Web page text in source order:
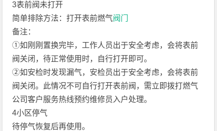
3表前阀未打开
简单排除方法：打开表前燃气阀门
备注：
①如刚刚置换完毕，工作人员出于安全考虑，会将表前
阀关闭，待正常使用时，自行打开即可。
②如安检时发现漏气，安检员出于安全考虑，会将表前
阀关闭。此情况不可自行打开表前阀，需立即拨打燃气
公司客户服务热线预约维修员入户处理。
4小区停气
待停气恢复后再使用。